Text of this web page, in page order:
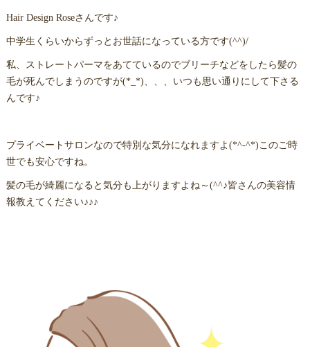
Hair Design Roseさんです♪
中学生くらいからずっとお世話になっている方です(^^)/
私、ストレートパーマをあてているのでブリーチなどをしたら髪の
毛が死んでしまうのですが(*_*)、、、いつも思い通りにして下さる
んです♪
プライベートサロンなので特別な気分になれますよ(*^-^*)このご時
世でも安心ですね。
髪の毛が綺麗になると気分も上がりますよね～(^^♪皆さんの美容情
報教えてください♪♪♪